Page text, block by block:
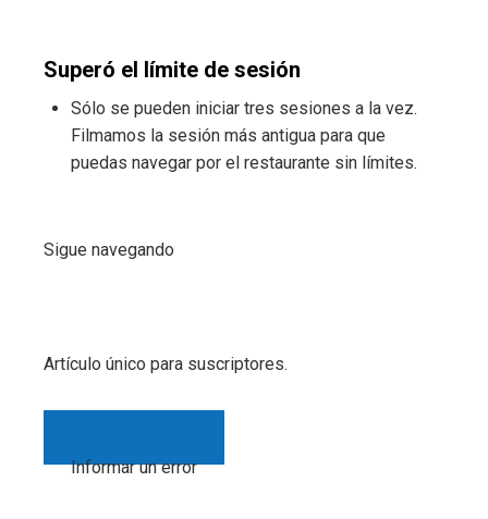
Superó el límite de sesión
Sólo se pueden iniciar tres sesiones a la vez.
Filmamos la sesión más antigua para que
puedas navegar por el restaurante sin límites.
Sigue navegando
Artículo único para suscriptores.
Informar un error